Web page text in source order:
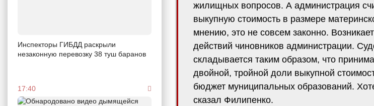
Инспекторы ГИБДД раскрыли
незаконную перевозку 38 туш баранов
17:40
жилищных вопросов. А администрация
выкупную стоимость в размере
мнению, это не совсем законно.
действий чиновников администрации.
складывается таким образом, что
двойной, тройной доли выкупной
бюджет муниципальных образований.
сказал Филипенко.